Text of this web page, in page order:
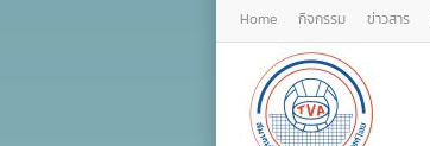
Home กิจกรรม ข่าวสาร